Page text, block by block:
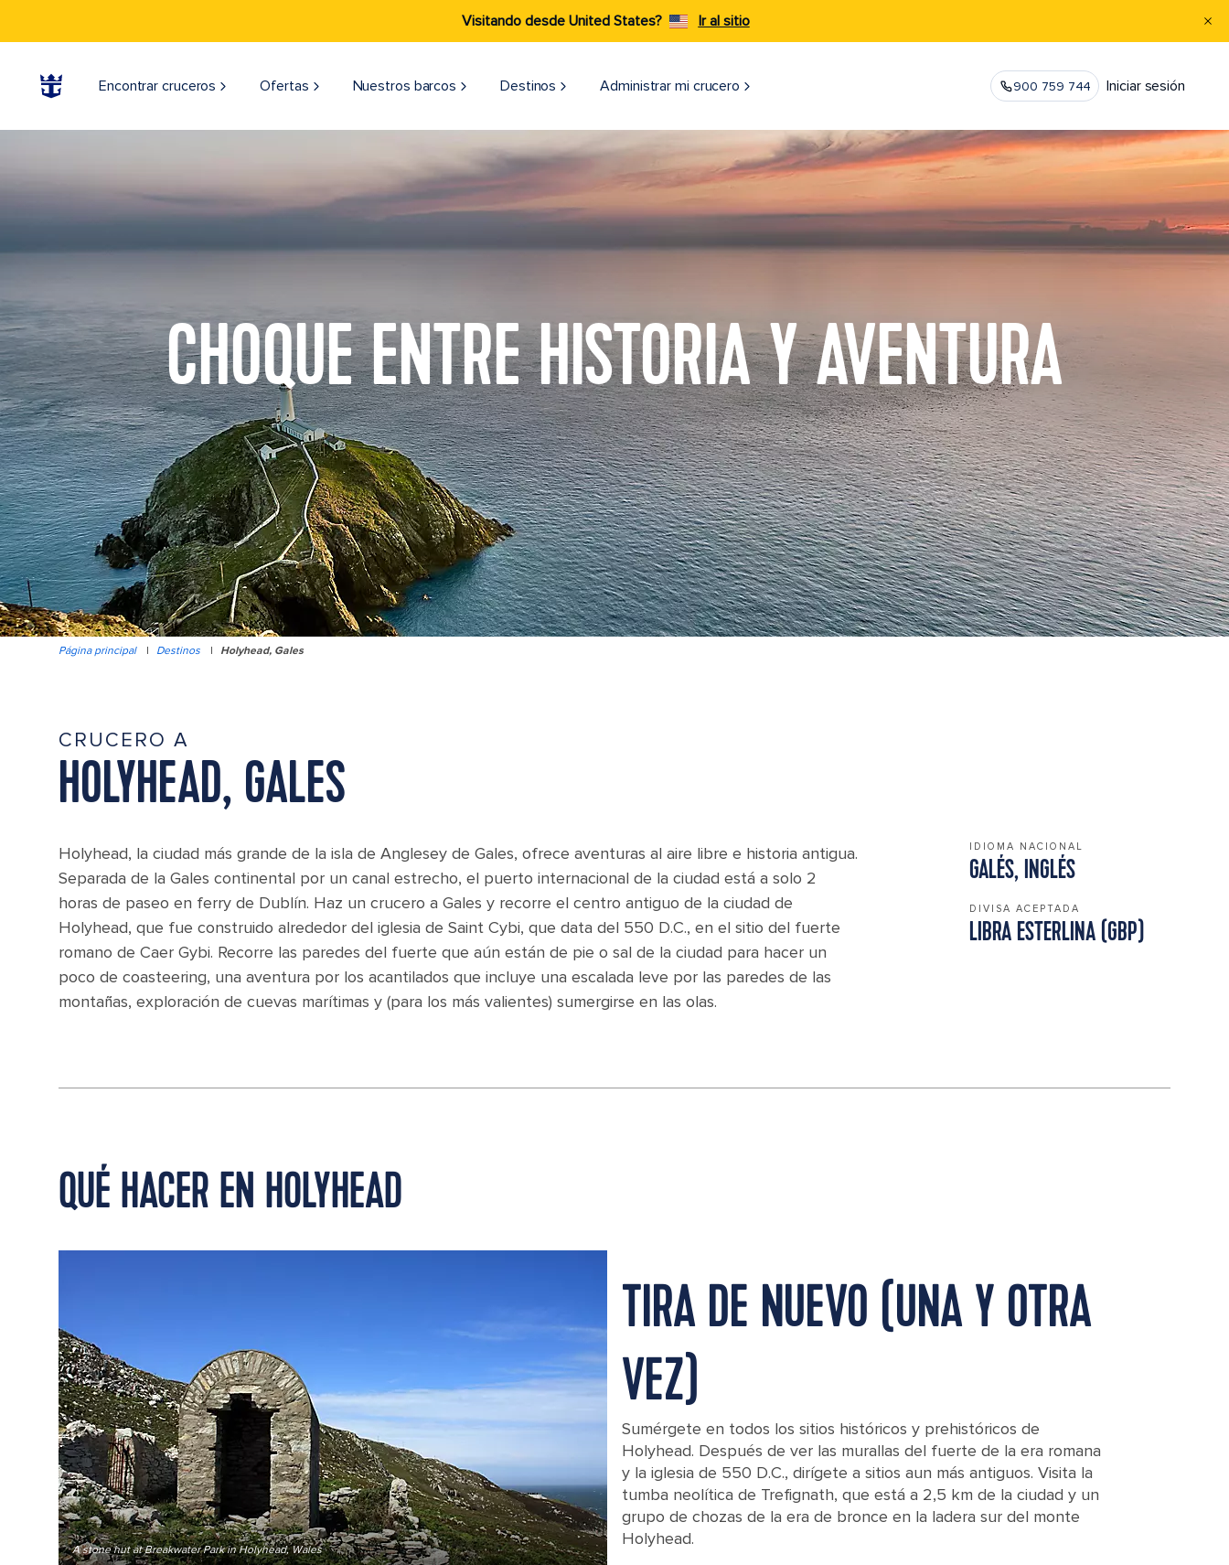
Visitando desde United States? Ir al sitio
Encontrar cruceros Ofertas Nuestros barcos Destinos Administrar mi crucero 900 759 744 Iniciar sesión
CHOQUE ENTRE HISTORIA Y AVENTURA
Página principal | Destinos | Holyhead, Gales
CRUCERO A
HOLYHEAD, GALES
Holyhead, la ciudad más grande de la isla de Anglesey de Gales, ofrece aventuras al aire libre e historia antigua.
Separada de la Gales continental por un canal estrecho, el puerto internacional de la ciudad está a solo 2
horas de paseo en ferry de Dublín. Haz un crucero a Gales y recorre el centro antiguo de la ciudad de
Holyhead, que fue construido alrededor del iglesia de Saint Cybi, que data del 550 D.C., en el sitio del fuerte
romano de Caer Gybi. Recorre las paredes del fuerte que aún están de pie o sal de la ciudad para hacer un
poco de coasteering, una aventura por los acantilados que incluye una escalada leve por las paredes de las
montañas, exploración de cuevas marítimas y (para los más valientes) sumergirse en las olas.
IDIOMA NACIONAL
GALÉS, INGLÉS
DIVISA ACEPTADA
LIBRA ESTERLINA (GBP)
QUÉ HACER EN HOLYHEAD
A stone hut at Breakwater Park in Holyhead, Wales A stone hut at Breakwater Park in Holyhead, Wales
TIRA DE NUEVO (UNA Y OTRA
VEZ)
Sumérgete en todos los sitios históricos y prehistóricos de
Holyhead. Después de ver las murallas del fuerte de la era romana
y la iglesia de 550 D.C., dirígete a sitios aun más antiguos. Visita la
tumba neolítica de Trefignath, que está a 2,5 km de la ciudad y un
grupo de chozas de la era de bronce en la ladera sur del monte
Holyhead.